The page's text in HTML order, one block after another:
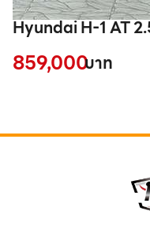
Hyundai H-1 AT
859,000บาท